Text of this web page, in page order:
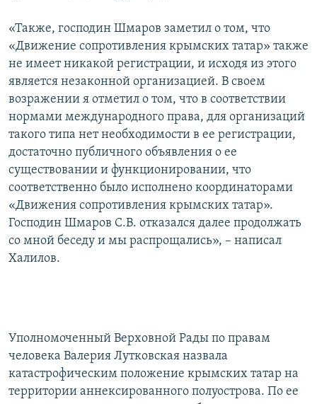
«Также, господин Шмаров заметил о том, что
«Движение сопротивления крымских татар» также
не имеет никакой регистрации, и исходя из этого
является незаконной организацией. В своем
возражении я отметил о том, что в соответствии
нормами международного права, для организаций
такого типа нет необходимости в ее регистрации,
достаточно публичного объявления о ее
существовании и функционировании, что
соответственно было исполнено координаторами
«Движения сопротивления крымских татар».
Господин Шмаров С.В. отказался далее продолжать
со мной беседу и мы распрощались», – написал
Халилов.
Уполномоченный Верховной Рады по правам
человека Валерия Лутковская назвала
катастрофическим положение крымских татар на
территории аннексированного полуострова. По ее